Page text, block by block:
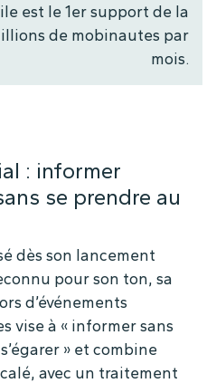
est le 1er support de la
de mobinautes par
mois.
: informer
se prendre au
dès son lancement
pour son ton, sa
d’événements
vise à « informer sans
» et combine
avec un traitement